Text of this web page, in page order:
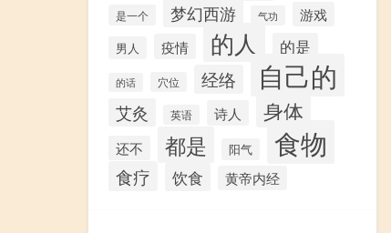
是一个 梦幻西游 气功 游戏
男人 疫情 的人 的是
的话 穴位 经络 自己的
艾灸 英语 诗人 身体
还不 都是 阳气 食物
食疗 饮食 黄帝内经